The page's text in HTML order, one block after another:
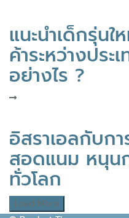
แนะนำเด็กรุ่นใ
ค้าระหว่างปร
อย่างไร ?
อิสราเอลกับก
สอดแนม หนุน
ทั่วโลก
Load More